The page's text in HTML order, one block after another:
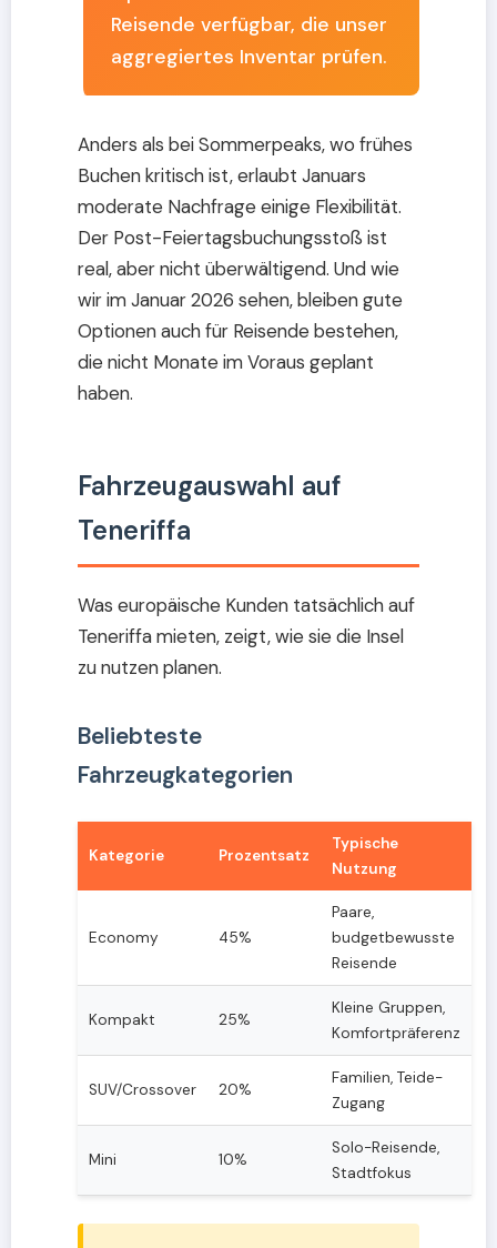
Reisende verfügbar, die unser
aggregiertes Inventar prüfen.
Anders als bei Sommerpeaks, wo frühes
Buchen kritisch ist, erlaubt Januars
moderate Nachfrage einige Flexibilität.
Der Post-Feiertagsbuchungsstoß ist
real, aber nicht überwältigend. Und wie
wir im Januar 2026 sehen, bleiben gute
Optionen auch für Reisende bestehen,
die nicht Monate im Voraus geplant
haben.
Fahrzeugauswahl auf
Teneriffa
Was europäische Kunden tatsächlich auf
Teneriffa mieten, zeigt, wie sie die Insel
zu nutzen planen.
Beliebteste
Fahrzeugkategorien
Kategorie Prozentsatz
Typische
Nutzung
Economy 45%
Paare,
budgetbewusste
Reisende
Kompakt 25%
Kleine Gruppen,
Komfortpräferenz
SUV/Crossover 20%
Familien, Teide-
Zugang
Mini 10%
Solo-Reisende,
Stadtfokus